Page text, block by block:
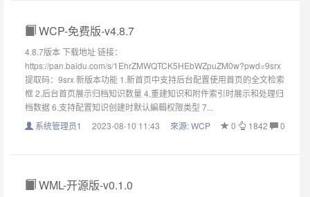
WCP-免费版-v4.8.7
4.8.7版本 下载地址 链接：
https://pan.baidu.com/s/1EhrZMWQTCK5HEbWZpuZM0w?pwd=9srx
提取码：9srx 新版本功能 1.新首页中支持后台配置使用首页的全文检索
框 2.后台首页展示归档知识数量 4.重建知识和附件索引时展示和处理归
档数据 6.支持配置知识创建时默认編輯权限类型 7...
系统管理员1
2023-08-10 11:43 來源:WCP 0 1842 0
WML-开源版-v0.1.0